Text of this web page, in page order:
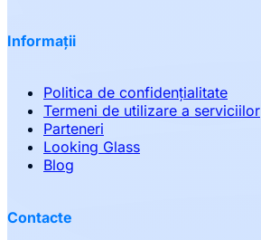
Informații
Politica de confidențialitate
Termeni de utilizare a serviciilor
Parteneri
Looking Glass
Blog
Contacte